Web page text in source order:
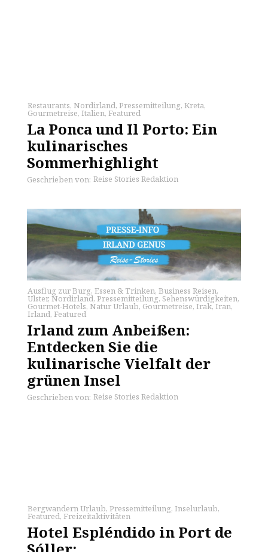
Restaurants, Nordirland, Pressemitteilung, Kreta,
Gourmetreise, Italien, Featured
La Ponca und Il Porto: Ein
kulinarisches
Sommerhighlight
Geschrieben von: Reise Stories Redaktion
Ausflug zur Burg, Essen & Trinken, Business Reisen,
Ulster, Nordirland, Pressemitteilung, Sehenswürdigkeiten,
Gourmet-Hotels, Natur Urlaub, Gourmetreise, Irak,Iran,
Irland, Featured
Irland zum Anbeißen:
Entdecken Sie die
kulinarische Vielfalt der
grünen Insel
Geschrieben von: Reise Stories Redaktion
Bergwandern Urlaub, Pressemitteilung, Inselurlaub,
Featured, Freizeitaktivitäten
Hotel Espléndido in Port de